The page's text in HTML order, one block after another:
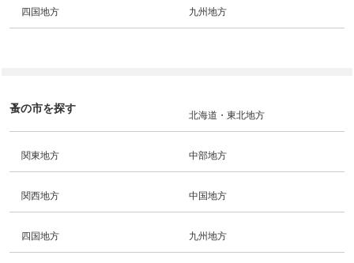
四国地方 九州地方
蚤の市を探す
北海道・東北地方
関東地方 中部地方
関西地方 中国地方
四国地方 九州地方